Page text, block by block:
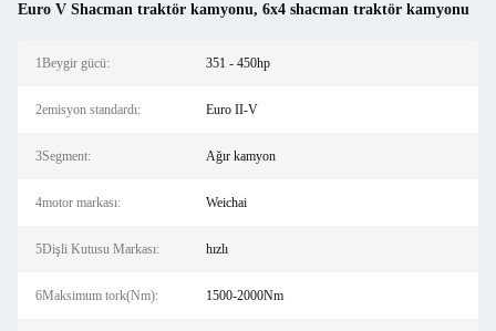
Euro V Shacman traktör kamyonu, 6x4 shacman traktör kamyonu
1Beygir gücü: 351 - 450hp
2emisyon standardı: Euro II-V
3Segment: Ağır kamyon
4motor markası: Weichai
5Dişli Kutusu Markası: hızlı
6Maksimum tork(Nm): 1500-2000Nm